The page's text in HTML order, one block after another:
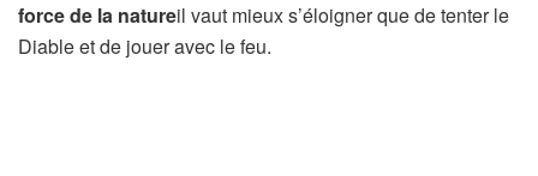
force de la natureil vaut mieux s’éloigner que de tenter le
Diable et de jouer avec le feu.